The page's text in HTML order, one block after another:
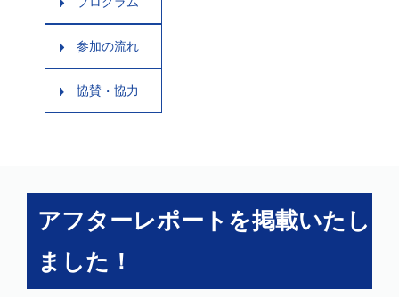
参加の流れ
協賛・協力
アフターレポートを掲載いたし
ました！